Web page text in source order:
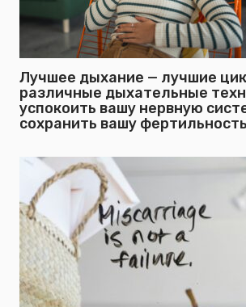
Лучшее дыхание — лучшие
различные дыхательные
успокоить вашу нервную
сохранить вашу фертильность